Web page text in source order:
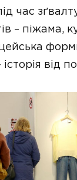
час
– піжама,
від